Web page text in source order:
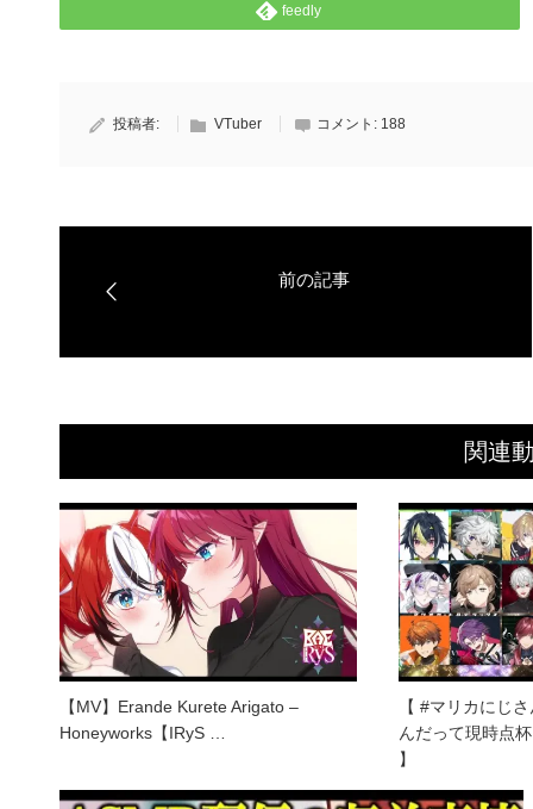
feedly
投稿者: VTuber コメント: 188
関連
【MV】Erande Kurete Arigato –
Honeyworks【IRyS …
【 #マリカにじ
んだって現時点
】